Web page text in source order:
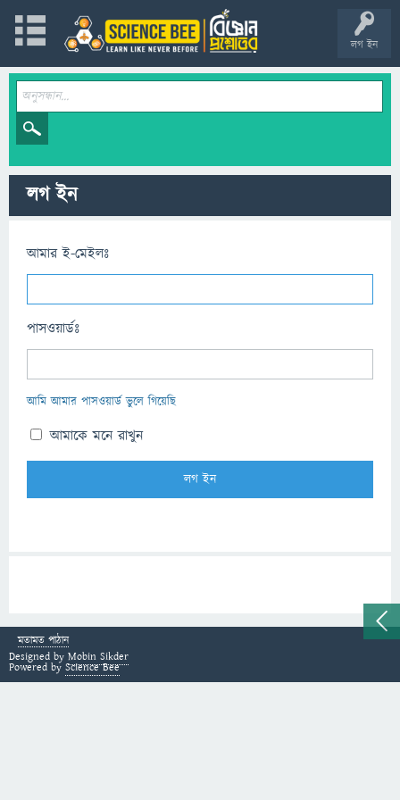
লগ ইন
লগ ইন
আমার ই-মেইলঃ
পাসওয়ার্ডঃ
আমি আমার পাসওয়ার্ড ভুলে গিয়েছি
আমাকে মনে রাখুন
মতামত পাঠান
Designed by Mobin Sikder
Powered by Science Bee